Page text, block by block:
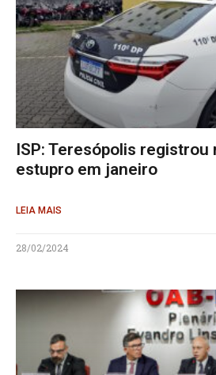
ISP: Teresópolis registrou
estupro em janeiro
LEIA MAIS
28/02/2024